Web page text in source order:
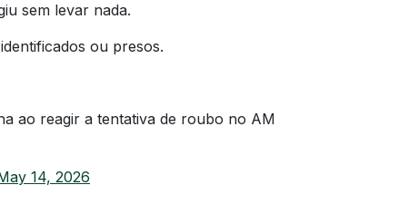
sem levar nada.
ou presos.
ao reagir a tentativa de roubo no AM
14, 2026